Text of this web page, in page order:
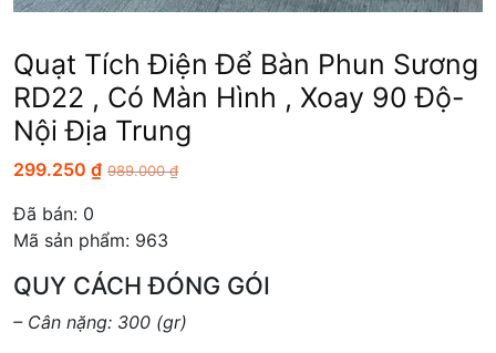
Quạt Tích Điện Để Bàn Phun Sương
RD22 , Có Màn Hình , Xoay 90 Độ-
Nội Địa Trung
299.250 ₫ 989.000₫
Đã bán: 0
Mã sản phẩm: 963
QUY CÁCH ĐÓNG GÓI
– Cân nặng: 300 (gr)